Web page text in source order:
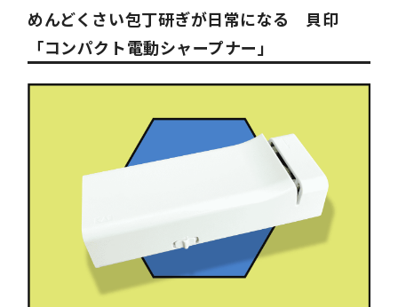
めんどくさい包丁研ぎが日常になる 貝印
「コンパクト電動シャープナー」